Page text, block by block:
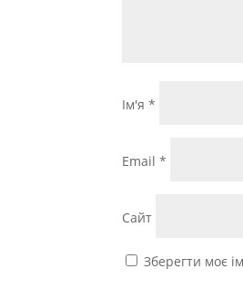
Ім'я*
Email*
Сайт
Зберегти моє